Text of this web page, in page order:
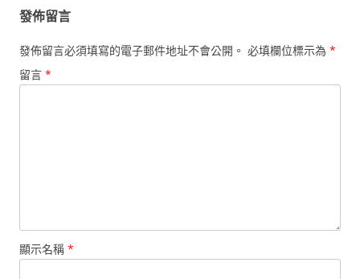
發佈留言
發佈留言必須填寫的電子郵件地址不會公開。 必填欄位標示為 *
留言 *
顯示名稱 *